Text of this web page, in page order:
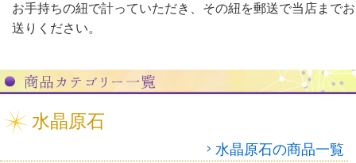
お手持ちの紐で計っていただき、その紐を郵送で当店までお
送りください。
水晶原石
水晶原石の商品一覧